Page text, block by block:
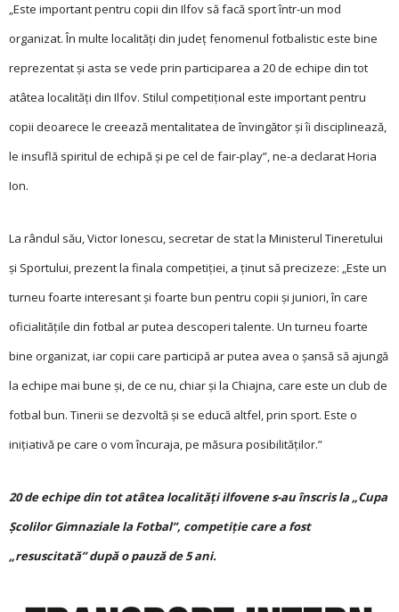
„Este important pentru copii din Ilfov să facă sport într-un mod
organizat. În multe localități din județ fenomenul fotbalistic este bine
reprezentat și asta se vede prin participarea a 20 de echipe din tot
atâtea lo­calități din Ilfov. Stilul compe­ti­ți­onal este important pentru
copii deoarece le creează mentalitatea de învingător și îi disciplinează,
le insuflă spiritul de echipă și pe cel de fair-play”, ne-a declarat Horia
Ion.
La rândul său, Victor Ionescu, secretar de stat la Ministerul Tineretului
și Sportului, prezent la finala competiției, a ținut să precizeze: „Este un
turneu foarte interesant și foarte bun pentru copii și juniori, în care
oficialitățile din fotbal ar putea descoperi talente. Un turneu foarte
bine organizat, iar copii care participă ar putea avea o șansă să ajungă
la echipe mai bune și, de ce nu, chiar și la Chiajna, care este un club de
fotbal bun. Tinerii se dezvoltă și se educă altfel, prin sport. Este o
inițiativă pe care o vom încuraja, pe măsura posibilităților.”
20 de echipe din tot atâtea localități ilfovene s-au înscris la „Cupa
Școlilor Gimnaziale la Fotbal”, competiție care a fost
„resuscitată” după o pauză de 5 ani.